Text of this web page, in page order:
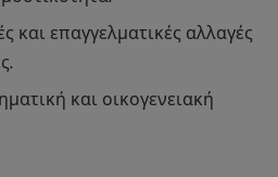
και επαγγελματικές αλλαγές
και οικογενειακή